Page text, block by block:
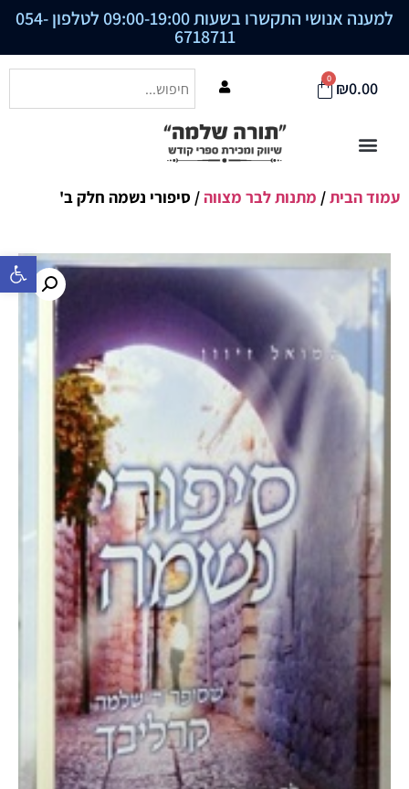
פתח סרגל
למענה אנושי התקשרו בשעות 09:00-19:00 לטלפון 054-
6718711
₪0.00
0
עמוד הבית/ מתנות לבר מצווה/ סיפורי נשמה חלק ב'